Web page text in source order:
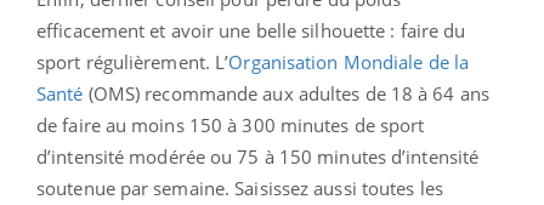
efficacement et avoir une belle silhouette : faire du
sport régulièrement. L’Organisation Mondiale de la
Santé (OMS) recommande aux adultes de 18 à 64 ans
de faire au moins 150 à 300 minutes de sport
d’intensité modérée ou 75 à 150 minutes d’intensité
soutenue par semaine. Saisissez aussi toutes les